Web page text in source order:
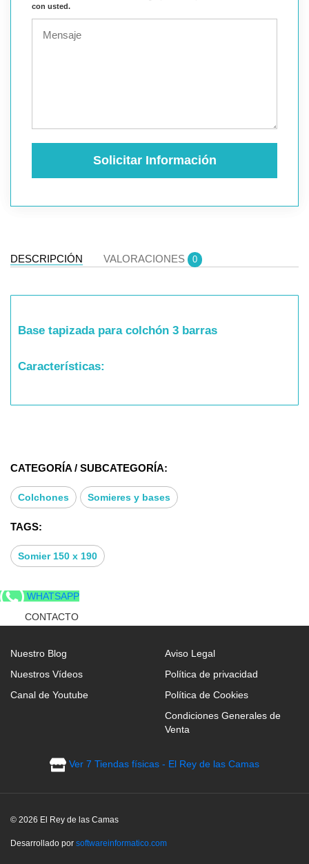
con usted.
Solicitar Información
DESCRIPCIÓN VALORACIONES 0
Base tapizada para colchón 3 barras
Características:
el hundimiento. Bases tapizadas económicas.
Tenemos todas las medidas y todos los largos,
siempre recomendable 6 patas
Estructura:
* Bastidor Fabricado en tubo de acero 30*30
anticorrosión.
* Refuerzo: 3 barras de acero central horizontal.
acolchado
* Colores: Gran variedad de colores.
base tapizada para colchón con 3 barras de
acero transversales es la elección perfecta para
Su estructura fabricada en acero reforzado incluye
zona interior, lo que convierte a esta
CATEGORÍA / SUBCATEGORÍA:
Colchones Somieres y bases
TAGS:
Somier 150 x 190
WHATSAPP
CONTACTO
Nuestro Blog
Nuestros Vídeos
Canal de Youtube
Aviso Legal
Política de privacidad
Política de Cookies
Condiciones Generales de
Venta
Ver 7 Tiendas físicas - El Rey de las Camas
© 2026 El Rey de las Camas
Desarrollado por softwareinformatico.com